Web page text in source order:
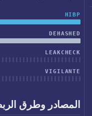
HIBP
DEHASHED
LEAKCHECK
VIGILANTE
المصادر وطرق الربط